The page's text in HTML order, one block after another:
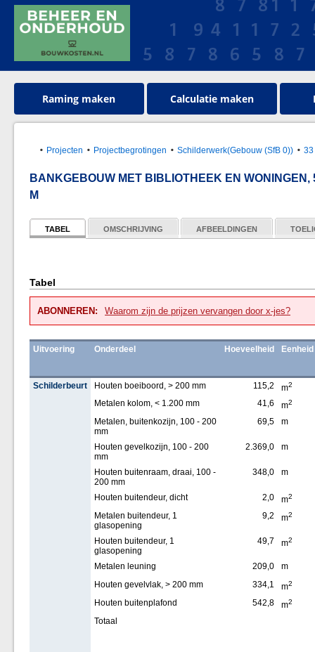
Raming maken Calculatie maken
Projecten Projectbegrotingen Schilderwerk(Gebouw (SfB 0))
BANKGEBOUW MET BIBLIOTHEEK EN
M
TABEL OMSCHRIJVING AFBEELDINGEN
Tabel
ABONNEREN: Waarom zijn de prijzen vervangen door x-jes?
Uitvoering Onderdeel Hoeveelheid Eenheid
Schilderbeurt Houten boeiboord, > 200 mm 115,2 m2
Metalen kolom, < 1.200 mm 41,6 m2
Metalen, buitenkozijn, 100 - 200
mm
69,5 m
Houten gevelkozijn, 100 - 200
mm
2.369,0 m
Houten buitenraam, draai, 100 -
200 mm
348,0 m
Houten buitendeur, dicht 2,0 m2
Metalen buitendeur, 1
glasopening
9,2 m2
Houten buitendeur, 1
glasopening
49,7 m2
Metalen leuning 209,0
m
Houten gevelvlak, > 200 mm
334,1 m2
Houten buitenplafond 542,8 m2
Totaal